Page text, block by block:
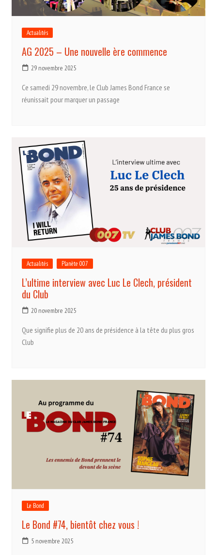
Actualités
AG 2025 – Une nouvelle ère commence
29 novembre 2025
Ce samedi 29 novembre, le Club James Bond France se
réunissait pour marquer un passage
Actualités Planète 007
L’ultime interview avec Luc Le Clech, président
du Club
20 novembre 2025
Que signifie plus de 20 ans de présidence à la tête du plus gros
Club
Le Bond
Le Bond #74, bientôt chez vous !
5 novembre 2025